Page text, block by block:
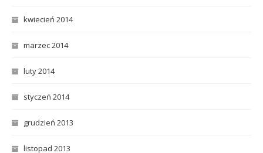
kwiecień 2014
marzec 2014
luty 2014
styczeń 2014
grudzień 2013
listopad 2013